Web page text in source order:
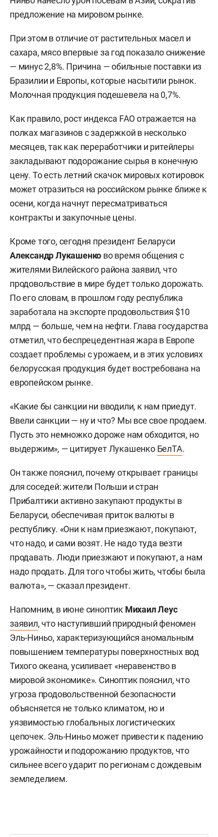
предложение на мировом рынке.
При этом в отличие от растительных масел и
сахара, мясо впервые за год показало снижение
— минус 2,8%. Причина — обильные поставки из
Бразилии и Европы, которые насытили рынок.
Молочная продукция подешевела на 0,7%.
Как правило, рост индекса FAO отражается на
полках магазинов с задержкой в несколько
месяцев, так как переработчики и ритейлеры
закладывают подорожание сырья в конечную
цену. То есть летний скачок мировых котировок
может отразиться на российском рынке ближе к
осени, когда начнут пересматриваться
контракты и закупочные цены.
Кроме того, сегодня президент Беларуси
Александр Лукашенко во время общения с
жителями Вилейского района заявил, что
продовольствие в мире будет только дорожать.
По его словам, в прошлом году республика
заработала на экспорте продовольствия $10
млрд — больше, чем на нефти. Глава государства
отметил, что беспрецедентная жара в Европе
создает проблемы с урожаем, и в этих условиях
белорусская продукция будет востребована на
европейском рынке.
«Какие бы санкции ни вводили, к нам приедут.
Ввели санкции — ну и что? Мы все свое продаем.
Пусть это немножко дороже нам обходится, но
выдержим», — цитирует Лукашенко БелТА.
Он также пояснил, почему открывает границы
для соседей: жители Польши и стран
Прибалтики активно закупают продукты в
Беларуси, обеспечивая приток валюты в
республику. «Они к нам приезжают, покупают,
что надо, и сами возят. Не надо туда везти
продавать. Люди приезжают и покупают, а нам
надо продать. Для того чтобы жить, чтобы была
валюта», — сказал президент.
Напомним, в июне синоптик Михаил Леус
заявил, что наступивший природный феномен
Эль-Ниньо, характеризующийся аномальным
повышением температуры поверхностных вод
Тихого океана, усиливает «неравенство в
мировой экономике». Синоптик пояснил, что
угроза продовольственной безопасности
объясняется не только климатом, но и
уязвимостью глобальных логистических
цепочек. Эль-Ниньо может привести к падению
урожайности и подорожанию продуктов, что
сильнее всего ударит по регионам с дождевым
земледелием.